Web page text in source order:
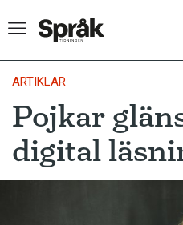
Hem
Artiklar
ARTIKLAR
Pojkar
digital